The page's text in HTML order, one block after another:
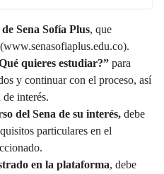
Sena Sofía Plus, que
www.senasofiaplus.edu.co).
quieres estudiar?” para
y continuar con el proceso, así
interés.
del Sena de su interés, debe
particulares en el
en la plataforma, debe